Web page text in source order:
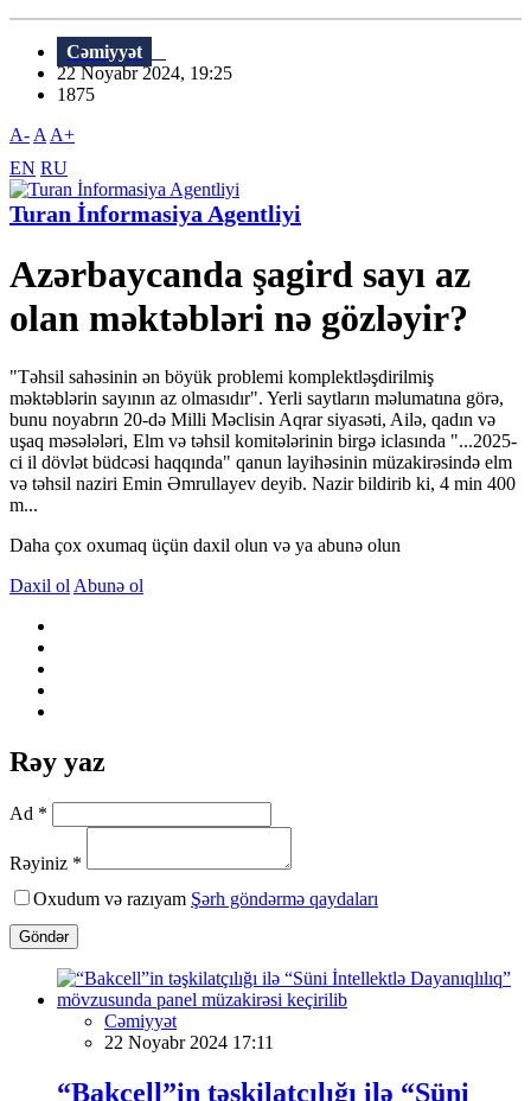
Cəmiyyət
22 Noyabr 2024, 19:25
1875
A- A A+
EN RU
Turan İnformasiya Agentliyi
Azərbaycanda şagird sayı az
olan məktəbləri nə gözləyir?
"Təhsil sahəsinin ən böyük problemi komplektləşdirilmiş
məktəblərin sayının az olmasıdır". Yerli saytların məlumatına görə,
bunu noyabrın 20-də Milli Məclisin Aqrar siyasəti, Ailə, qadın və
uşaq məsələləri, Elm və təhsil komitələrinin birgə iclasında "...2025-
ci il dövlət büdcəsi haqqında" qanun layihəsinin müzakirəsində elm
və təhsil naziri Emin Əmrullayev deyib. Nazir bildirib ki, 4 min 400
m...
Daha çox oxumaq üçün daxil olun və ya abunə olun
Daxil ol Abunə ol
Rəy yaz
Ad *
Rəyiniz *
Oxudum və razıyam Şərh göndərmə qaydaları
Göndər
Cəmiyyət
22 Noyabr 2024 17:11
“Bakcell”in təşkilatçılığı ilə “Süni